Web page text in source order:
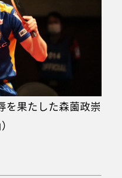
を果たした森薗政崇